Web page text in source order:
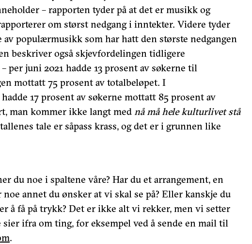
– rapporten tyder på at det er musikk og
om størst nedgang i inntekter. Videre tyder
av populærmusikk som har hatt den største nedgangen
beskriver også skjevfordelingen tidligere
per juni 2021 hadde 13 prosent av søkerne til
mottatt 75 prosent av totalbeløpet. I
17 prosent av søkerne mottatt 85 prosent av
man kommer ikke langt med nå må hele kulturlivet stå
tale er såpass krass, og det er i grunnen like
du noe i spaltene våre? Har du et arrangement, en
annet du ønsker at vi skal se på? Eller kanskje du
å få på trykk? Det er ikke alt vi rekker, men vi setter
ifra om ting, for eksempel ved å sende en mail til
.